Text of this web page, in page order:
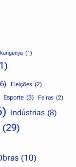
(1)
Eleições (2)
Esporte (3) Feiras (2)
Indústrias (8)
(29)
(10)